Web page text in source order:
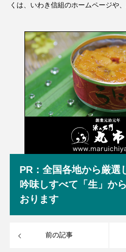
くは、いわき信組のホームページや、
PR：全国各地から厳選
吟味しすべて「生」か
おります
前の記事